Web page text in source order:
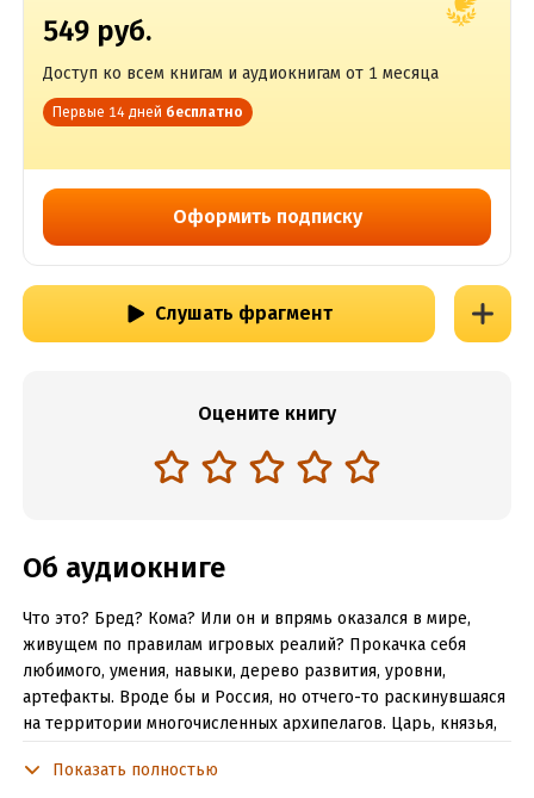
549 руб.
Доступ ко всем книгам и аудиокнигам от 1 месяца
Первые 14 дней бесплатно
Оформить подписку
Слушать фрагмент
Оцените книгу
Об аудиокниге
Что это? Бред? Кома? Или он и впрямь оказался в мире,
живущем по правилам игровых реалий? Прокачка себя
любимого, умения, навыки, дерево развития, уровни,
артефакты. Вроде бы и Россия, но отчего-то раскинувшаяся
на территории многочисленных архипелагов. Царь, князья,
окружающую реальность трудно. Однако, бред это или нет,
Показать полностью